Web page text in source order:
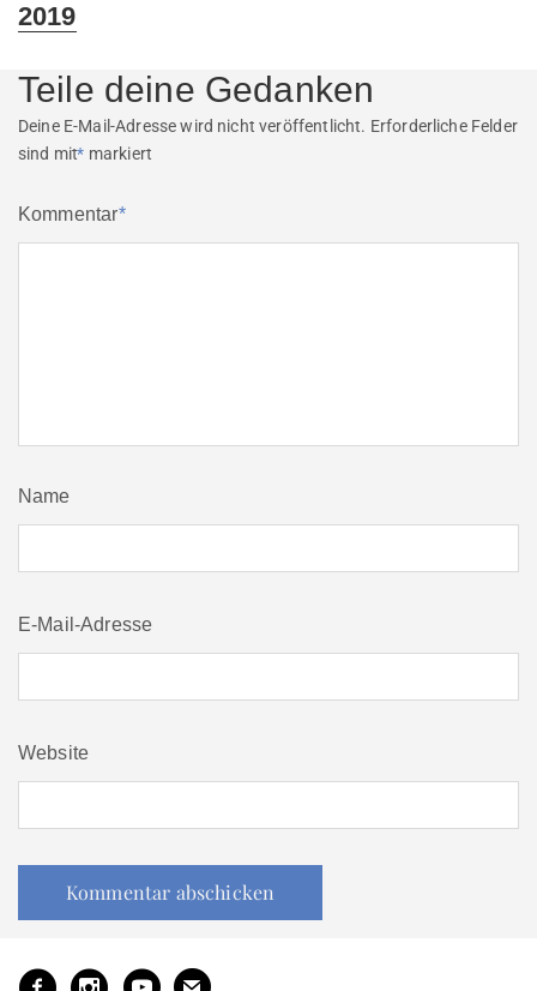
2019
Teile deine Gedanken
Deine E-Mail-Adresse wird nicht veröffentlicht. Erforderliche Felder
sind mit* markiert
Kommentar*
Name
E-Mail-Adresse
Website